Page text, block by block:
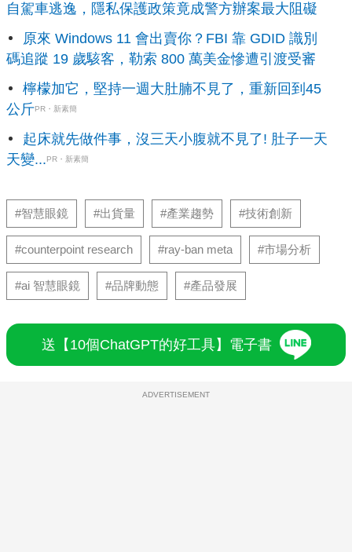
自駕車逃逸，隱私保護政策竟成警方辦案最大阻礙
原來 Windows 11 會出賣你？FBI 靠 GDID 識別
碼追蹤 19 歲駭客，勒索 800 萬美金慘遭引渡受審
檸檬加它，堅持一週大肚腩不見了，重新回到45
公斤PR・新素簡
起床就先做件事，沒三天小腹就不見了! 肚子一天
天變...PR・新素簡
#智慧眼鏡 #出貨量 #產業趨勢 #技術創新
#counterpoint research #ray-ban meta #市場分析
#ai 智慧眼鏡 #品牌動態 #產品發展
送【10個ChatGPT的好工具】電子書
ADVERTISEMENT